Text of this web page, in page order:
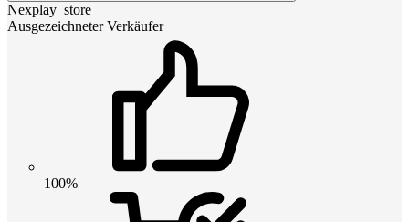
Nexplay_store
Ausgezeichneter Verkäufer
100%